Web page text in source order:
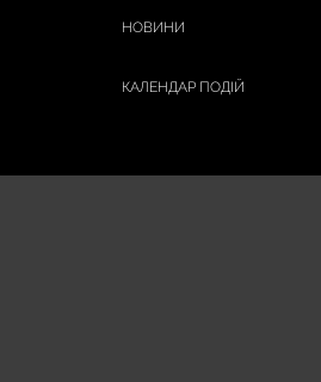
НОВИНИ
КАЛЕНДАР ПОДІЙ